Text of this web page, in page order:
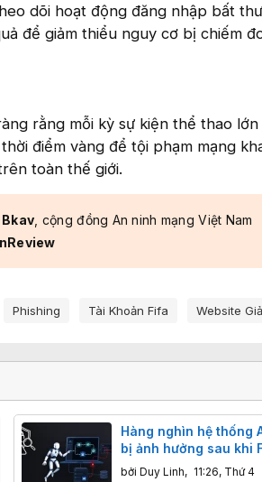
dõi hoạt động đăng nhập bất
để giảm thiểu nguy cơ bị chiếm
rằng mỗi kỳ sự kiện thể thao
điểm vàng để tội phạm mạng
toàn thế giới.
Bkav , cộng đồng An ninh mạng Việt Nam
Phishing Tài Khoản Fifa Website
Hàng nghìn hệ thống
bị ảnh hưởng sau khi
lộ 6 lỗ hổng nghiêm
bởi Duy Linh, 11:26, Thứ 4